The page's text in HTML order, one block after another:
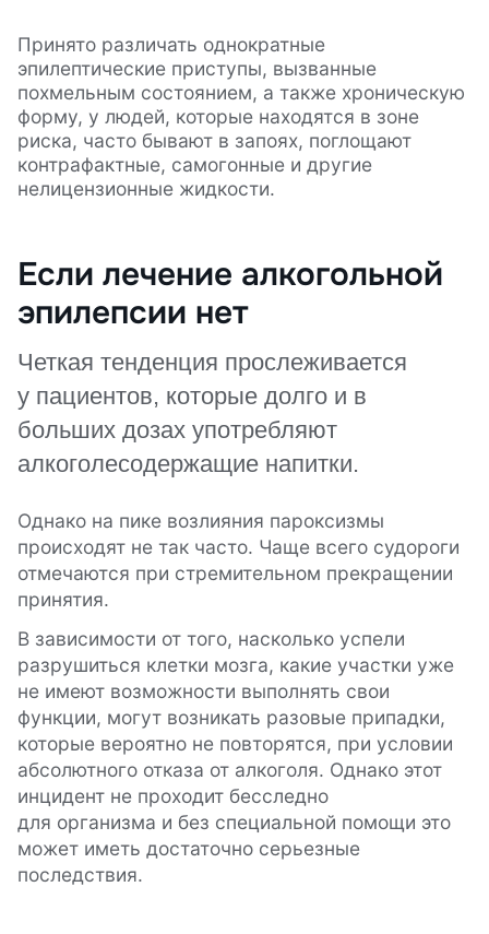
Принято различать однократные
эпилептические приступы, вызванные
похмельным состоянием, а также хроническую
форму, у людей, которые находятся в зоне
риска, часто бывают в запоях, поглощают
контрафактные, самогонные и другие
нелицензионные жидкости.
Если лечение алкогольной
эпилепсии нет
Четкая тенденция прослеживается
у пациентов, которые долго и в
больших дозах употребляют
алкоголесодержащие напитки.
Однако на пике возлияния пароксизмы
происходят не так часто. Чаще всего судороги
отмечаются при стремительном прекращении
принятия.
В зависимости от того, насколько успели
разрушиться клетки мозга, какие участки уже
не имеют возможности выполнять свои
функции, могут возникать разовые припадки,
которые вероятно не повторятся, при условии
абсолютного отказа от алкоголя. Однако этот
инцидент не проходит бесследно
для организма и без специальной помощи это
может иметь достаточно серьезные
последствия.